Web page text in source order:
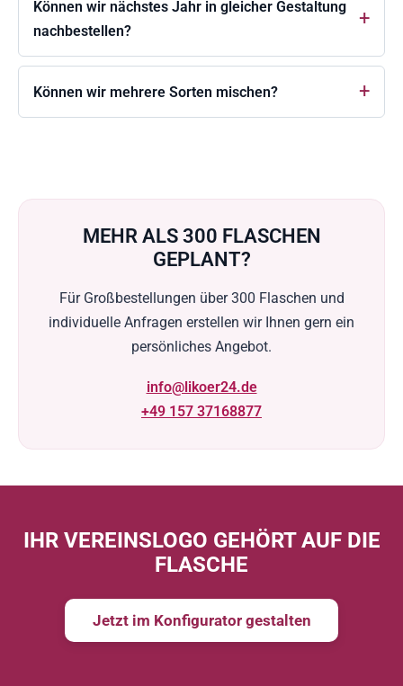
Können wir nächstes Jahr in gleicher Gestaltung
nachbestellen?
Können wir mehrere Sorten mischen?
MEHR ALS 300 FLASCHEN
GEPLANT?
Für Großbestellungen über 300 Flaschen und
individuelle Anfragen erstellen wir Ihnen gern ein
persönliches Angebot.
info@likoer24.de
+49 157 37168877
IHR VEREINSLOGO GEHÖRT AUF DIE
FLASCHE
Jetzt im Konfigurator gestalten